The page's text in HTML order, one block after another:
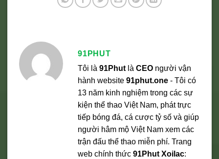
91PHUT
Tôi là 91Phut là CEO người vận
hành website 91phut.one - Tôi có
13 năm kinh nghiệm trong các sự
kiện thể thao Việt Nam, phát trực
tiếp bóng đá, cá cược tỷ số và giúp
người hâm mộ Việt Nam xem các
trận đấu thể thao miễn phí. Trang
web chính thức 91Phut Xoilac: